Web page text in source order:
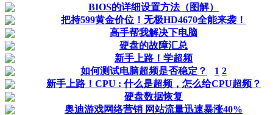
BIOS的详细设置方法（图解）
把持599黄金价位！无极HD4670全能来袭！
高手帮我解决下电脑
硬盘的故障汇总
新手上路！学超频
如何测试电脑超频是否稳定？
1 2
新手上路！CPU : 什么是超频，怎么给CPU超频？
硬盘数据恢复
奥迪游戏网络营销 网站流量迅速暴涨40%